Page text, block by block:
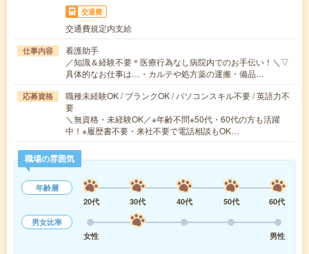
交通費
交通費規定内支給
仕事内容
看護助手
／知識＆経験不要＊医療行為なし病院内でのお手伝い！＼▽
具体的なお仕事は…・カルテや処方薬の運搬・備品…
応募資格
職種未経験OK / ブランクOK / パソコンスキル不要 / 英語力不
要
＼無資格・未経験OK／※年齢不問※50代・60代の方も活躍
中！※履歴書不要・来社不要で電話相談もOK…
職場の雰囲気
年齢層
20代
30代 40代 50代
60代
男女比率
女性
男性